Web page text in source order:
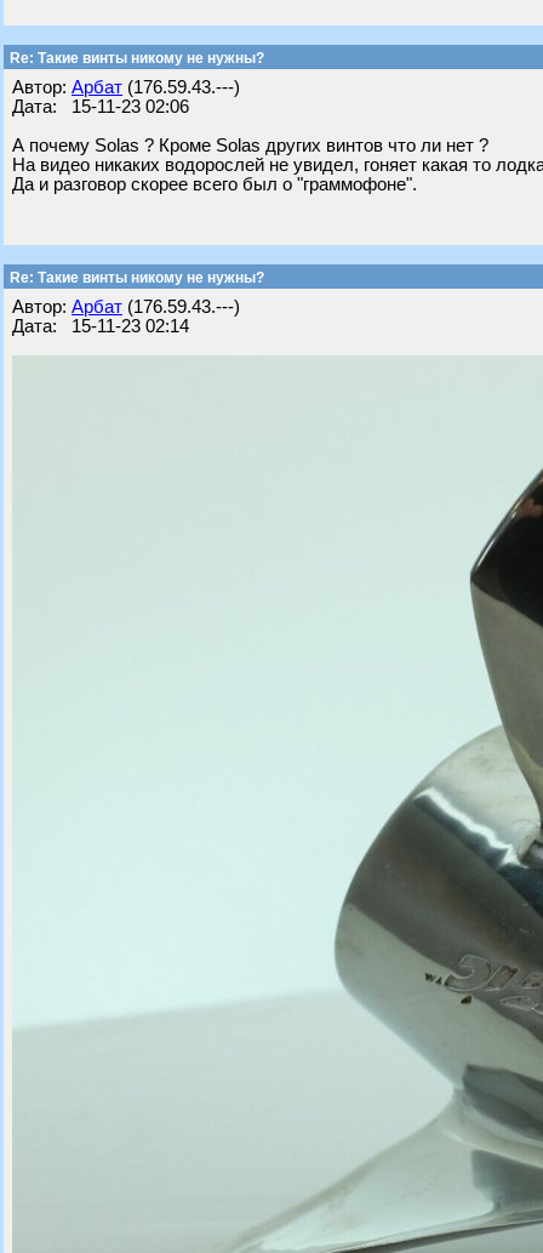
Re: Такие винты никому не нужны?
Автор: Арбат (176.59.43.---)
Дата: 15-11-23 02:06
А почему Solas ? Кроме Solas других винтов что ли нет ?
На видео никаких водорослей не увидел, гоняет какая то
Да и разговор скорее всего был о "граммофоне".
Re: Такие винты никому не нужны?
Автор: Арбат (176.59.43.---)
Дата: 15-11-23 02:14